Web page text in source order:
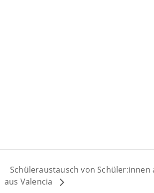
Schüleraustausch von Schüler:innen
aus Valencia